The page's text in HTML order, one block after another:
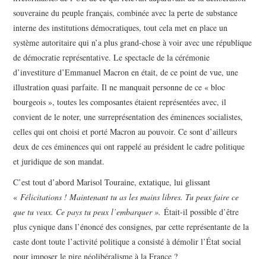
souveraine du peuple français, combinée avec la perte de substance
interne des institutions démocratiques, tout cela met en place un
système autoritaire qui n’a plus grand-chose à voir avec une république
de démocratie représentative. Le spectacle de la cérémonie
d’investiture d’Emmanuel Macron en était, de ce point de vue, une
illustration quasi parfaite. Il ne manquait personne de ce « bloc
bourgeois », toutes les composantes étaient représentées avec, il
convient de le noter, une surreprésentation des éminences socialistes,
celles qui ont choisi et porté Macron au pouvoir. Ce sont d’ailleurs
deux de ces éminences qui ont rappelé au président le cadre politique
et juridique de son mandat.
C’est tout d’abord Marisol Touraine, extatique, lui glissant
«Félicitations ! Maintenant tu as les mains libres. Tu peux faire ce
que tu veux. Ce pays tu peux l’embarquer ». Était-il possible d’être
plus cynique dans l’énoncé des consignes, par cette représentante de la
caste dont toute l’activité politique a consisté à démolir l’État social
pour imposer le pire néolibéralisme à la France ?